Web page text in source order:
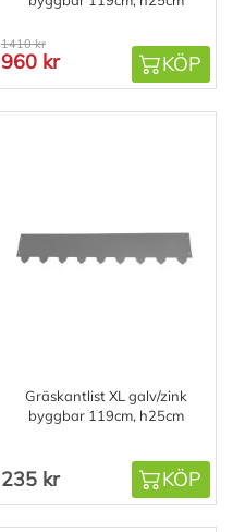
1410 kr
960 kr KÖP
Gräskantlist XL galv/zink
byggbar 119cm, h25cm
235 kr KÖP